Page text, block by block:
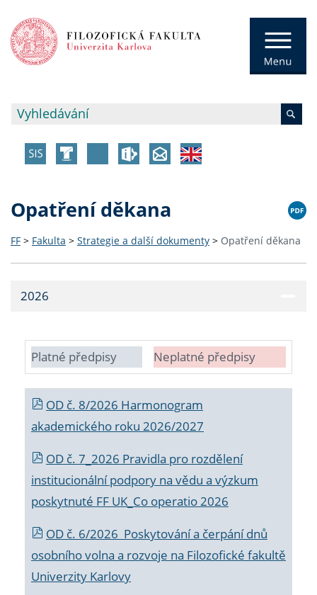
Opatření děkana
FF > Fakulta > Strategie a další dokumenty > Opatření děkana
2026
Platné předpisy Neplatné předpisy
OD č. 8/2026 Harmonogram
akademického roku 2026/2027
OD č. 7_2026 Pravidla pro rozdělení
institucionální podpory na vědu a výzkum
poskytnuté FF UK_Co operatio 2026
OD č. 6/2026 Poskytování a čerpání dnů
osobního volna a rozvoje na Filozofické fakultě
Univerzity Karlovy